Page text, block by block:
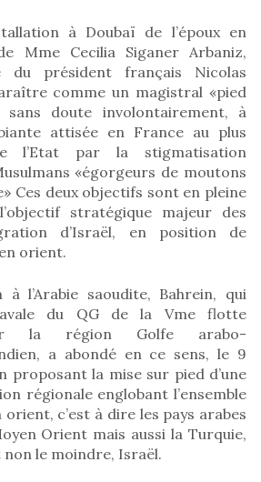
à Doubaï de l’époux en
Mme Cecilia Siganer Arbaniz,
du président français Nicolas
comme un magistral «pied
sans doute involontairement, à
attisée en France au plus
l’Etat par la stigmatisation
«égorgeurs de moutons
Ces deux objectifs sont en pleine
stratégique majeur des
d’Israël, en position de
orient.
l’Arabie saoudite, Bahrein, qui
du QG de la Vme flotte
la région Golfe arabo-
a abondé en ce sens, le 9
proposant la mise sur pied d’une
régionale englobant l’ensemble
orient, c’est à dire les pays arabes
Orient mais aussi la Turquie,
le moindre, Israël.